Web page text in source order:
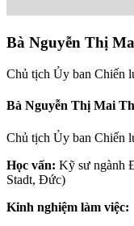
Bà Nguyễn Thị
Chủ tịch Ủy ban Chiến
Bà Nguyễn Thị Mai
Chủ tịch Ủy ban Chiến
Học vấn: Kỹ sư ngành
Stadt, Đức)
Kinh nghiệm làm việc: